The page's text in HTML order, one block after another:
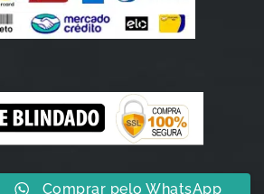
Comprar pelo WhatsApp